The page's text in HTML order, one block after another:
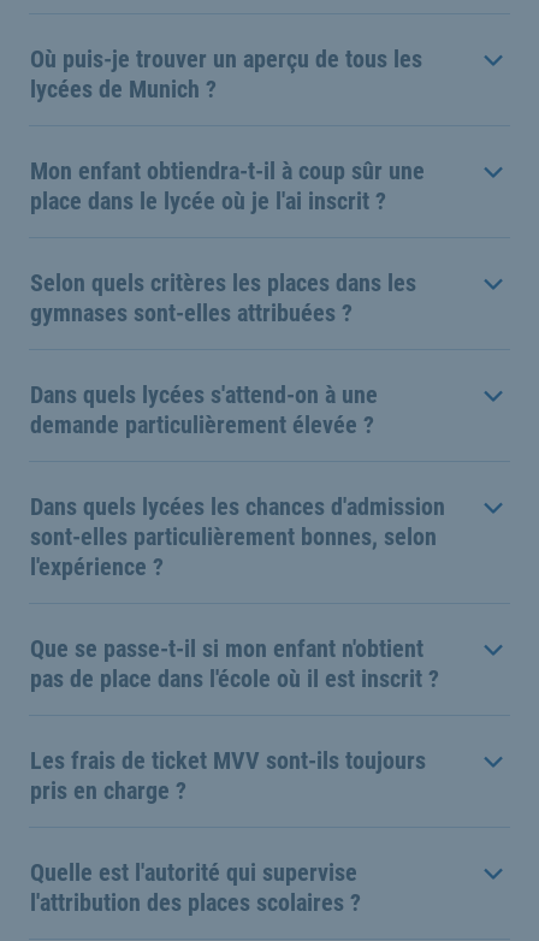
Où puis-je trouver un aperçu de tous les
lycées de Munich ?
Mon enfant obtiendra-t-il à coup sûr une
place dans le lycée où je l'ai inscrit ?
Selon quels critères les places dans les
gymnases sont-elles attribuées ?
Dans quels lycées s'attend-on à une
demande particulièrement élevée ?
Dans quels lycées les chances d'admission
sont-elles particulièrement bonnes, selon
l'expérience ?
Que se passe-t-il si mon enfant n'obtient
pas de place dans l'école où il est inscrit ?
Les frais de ticket MVV sont-ils toujours
pris en charge ?
Quelle est l'autorité qui supervise
l'attribution des places scolaires ?